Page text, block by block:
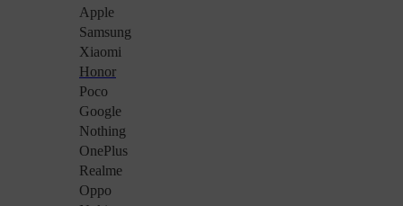
Apple
Samsung
Xiaomi
Honor
Poco
Google
Nothing
OnePlus
Realme
Oppo